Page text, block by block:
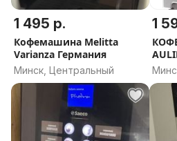
1 495 р.
Кофемашина Melitta
Varianza Германия
Минск, Центральный
1